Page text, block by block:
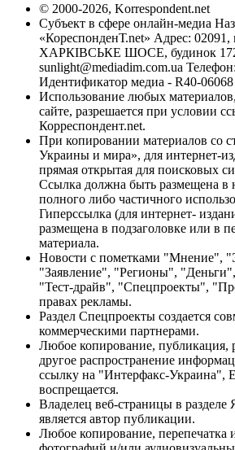
© 2000-2026, Korrespondent.net
Субъект в сфере онлайн-медиа
«КореспонденТ.net» Адрес: 02091,
ХАРКІВСЬКЕ ШОСЕ, будинок
sunlight@mediadim.com.ua
Идентификатор медиа - R40-06068
Использование любых
сайте, разрешается при условии
Корреспондент.net.
При копировании материалов со
Украины и мира», для интернет-
прямая открытая для поисковых
Ссылка должна быть размещена в
полного либо частичного
Гиперссылка (для интернет-
размещена в подзаголовке или в
материала.
Новости с пометками "Мнение",
"Заявление", "Регионы",
"Тест-драйв", "Спецпроекты",
правах рекламы.
Раздел Спецпроекты создается
коммерческими партнерами.
Любое копирование, публикация,
другое распространение
ссылку на "Интерфакс-Украина",
воспрещается.
Владелец веб-страницы в разделе
является автор публикации.
Любое копирование, перепечатка